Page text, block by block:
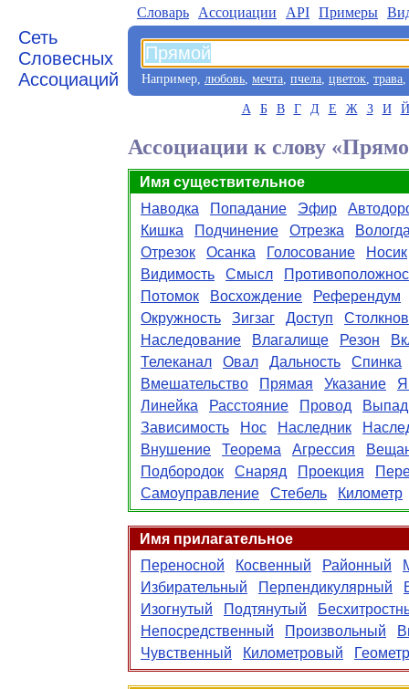
Сеть
Словесных
Ассоциаций
Словарь Aссоциации API Примеры
Например, любовь, мечта, пчела, цветок, трава,
А Б В Г Д Е Ж З И Й
Ассоциации к слову
Имя существительное
Наводка
Попадание Эфир
Кишка
Подчинение Отрезка
Отрезок
Осанка Голосование
Носик
Видимость
Смысл
Потомок
Восхождение
Референдум
Окружность
Зигзаг Доступ
Наследование
Влагалище Резон
Телеканал
Овал Дальность
Спинка
Вмешательство
Прямая Указание
Линейка
Расстояние Провод
Выпад
Зависимость
Нос Наследник
Внушение
Теорема Агрессия
Подбородок
Снаряд Проекция
Самоуправление
Стебель Километр
Имя прилагательное
Переносной
Косвенный Районный
Избирательный
Перпендикулярный
Изогнутый
Подтянутый
Непосредственный
Произвольный
Чувственный
Километровый